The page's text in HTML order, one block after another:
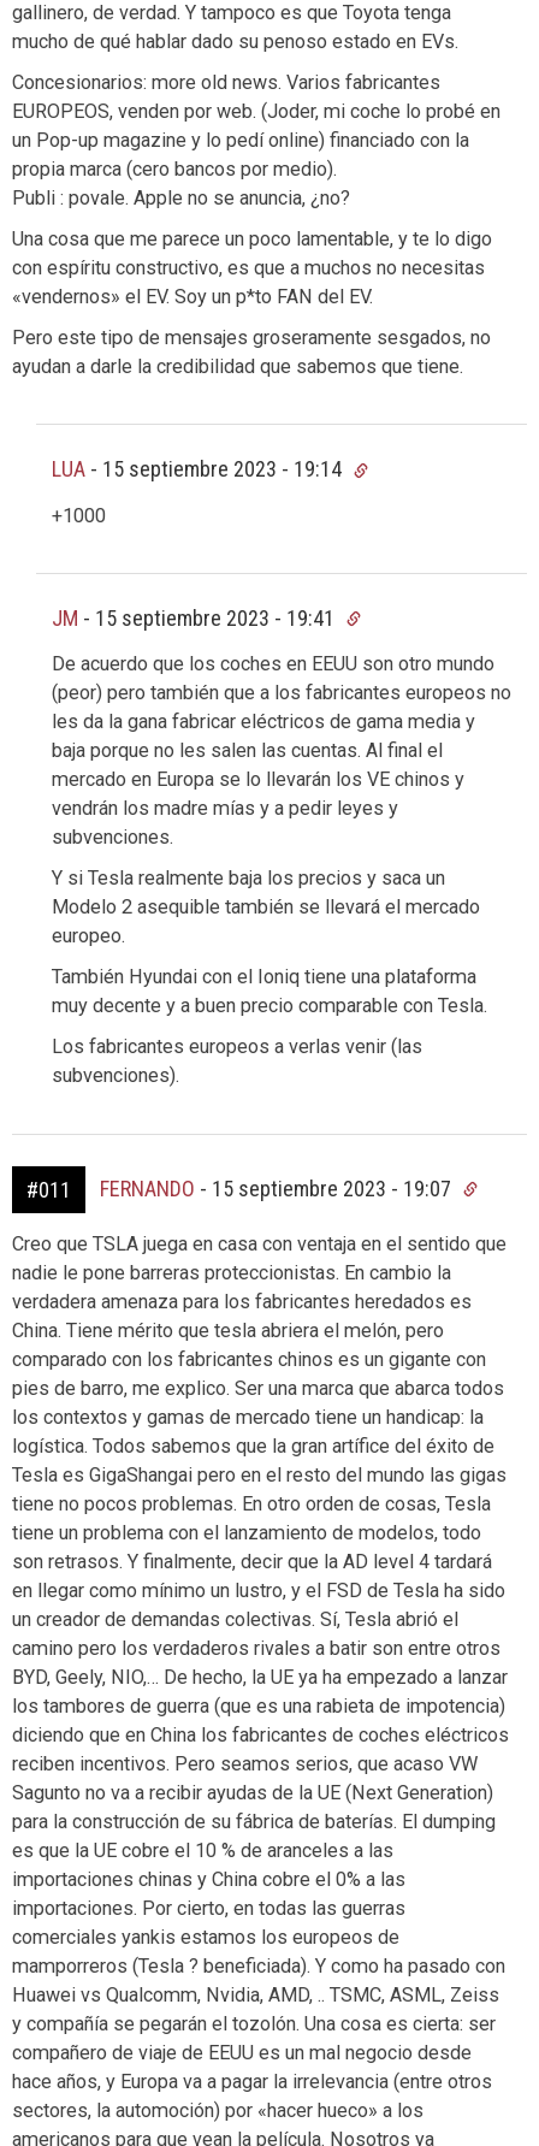
gallinero, de verdad. Y tampoco es que Toyota tenga
mucho de qué hablar dado su penoso estado en EVs.
Concesionarios: more old news. Varios fabricantes
EUROPEOS, venden por web. (Joder, mi coche lo probé en
un Pop-up magazine y lo pedí online) financiado con la
propia marca (cero bancos por medio).
Publi : povale. Apple no se anuncia, ¿no?
Una cosa que me parece un poco lamentable, y te lo digo
con espíritu constructivo, es que a muchos no necesitas
«vendernos» el EV. Soy un p*to FAN del EV.
Pero este tipo de mensajes groseramente sesgados, no
ayudan a darle la credibilidad que sabemos que tiene.
LUA - 15 septiembre 2023 - 19:14
+1000
JM - 15 septiembre 2023 - 19:41
De acuerdo que los coches en EEUU son otro mundo
(peor) pero también que a los fabricantes europeos no
les da la gana fabricar eléctricos de gama media y
baja porque no les salen las cuentas. Al final el
mercado en Europa se lo llevarán los VE chinos y
vendrán los madre mías y a pedir leyes y
subvenciones.
Y si Tesla realmente baja los precios y saca un
Modelo 2 asequible también se llevará el mercado
europeo.
También Hyundai con el Ioniq tiene una plataforma
muy decente y a buen precio comparable con Tesla.
Los fabricantes europeos a verlas venir (las
subvenciones).
#011 FERNANDO - 15 septiembre 2023 - 19:07
Creo que TSLA juega en casa con ventaja en el sentido que
nadie le pone barreras proteccionistas. En cambio la
verdadera amenaza para los fabricantes heredados es
China. Tiene mérito que tesla abriera el melón, pero
comparado con los fabricantes chinos es un gigante con
pies de barro, me explico. Ser una marca que abarca todos
los contextos y gamas de mercado tiene un handicap: la
logística. Todos sabemos que la gran artífice del éxito de
Tesla es GigaShangai pero en el resto del mundo las gigas
tiene no pocos problemas. En otro orden de cosas, Tesla
tiene un problema con el lanzamiento de modelos, todo
son retrasos. Y finalmente, decir que la AD level 4 tardará
en llegar como mínimo un lustro, y el FSD de Tesla ha sido
un creador de demandas colectivas. Sí, Tesla abrió el
camino pero los verdaderos rivales a batir son entre otros
BYD, Geely, NIO,… De hecho, la UE ya ha empezado a lanzar
los tambores de guerra (que es una rabieta de impotencia)
diciendo que en China los fabricantes de coches eléctricos
reciben incentivos. Pero seamos serios, que acaso VW
Sagunto no va a recibir ayudas de la UE (Next Generation)
para la construcción de su fábrica de baterías. El dumping
es que la UE cobre el 10 % de aranceles a las
importaciones chinas y China cobre el 0% a las
importaciones. Por cierto, en todas las guerras
comerciales yankis estamos los europeos de
mamporreros (Tesla ? beneficiada). Y como ha pasado con
Huawei vs Qualcomm, Nvidia, AMD, .. TSMC, ASML, Zeiss
y compañía se pegarán el tozolón. Una cosa es cierta: ser
compañero de viaje de EEUU es un mal negocio desde
hace años, y Europa va a pagar la irrelevancia (entre otros
sectores, la automoción) por «hacer hueco» a los
americanos para que vean la película. Nosotros ya